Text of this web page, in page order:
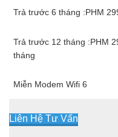
Trả trước 6 tháng :PHM
Trả trước 12 tháng :PHM
tháng
Miễn Modem Wifi 6
Liên Hệ Tư Vấn